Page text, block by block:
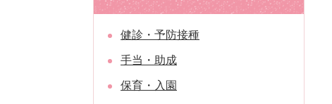
健診・予防接種
手当・助成
保育・入園